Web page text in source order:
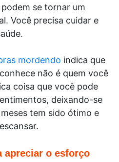
se tornar um
Você precisa cuidar e
mordendo indica que
não é quem você
coisa que você pode
deixando-se
tem sido ótimo e
apreciar o esforço